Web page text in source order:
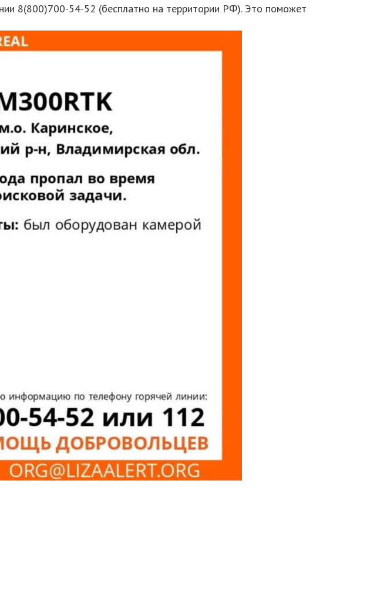
8(800)700-54-52 (бесплатно на территории РФ). Это поможет